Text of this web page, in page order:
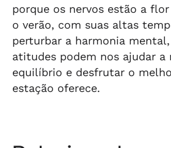
porque os nervos estão a
o verão, com suas altas
perturbar a harmonia
atitudes podem nos ajudar a
equilíbrio e desfrutar o
estação oferece.